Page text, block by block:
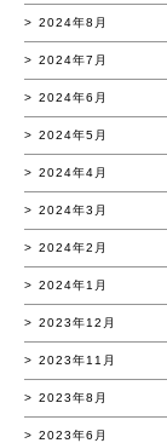
2024年8月
2024年7月
2024年6月
2024年5月
2024年4月
2024年3月
2024年2月
2024年1月
2023年12月
2023年11月
2023年8月
2023年6月